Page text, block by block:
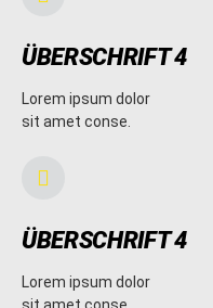
ÜBERSCHRIFT 4
Lorem ipsum dolor
sit amet conse.
ÜBERSCHRIFT 4
Lorem ipsum dolor